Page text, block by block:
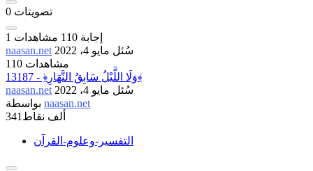
0 تصويتات
1 إجابة 110 مشاهدات
naasan.net
سُئل مايو 4، 2022
110 مشاهدات
13187 - ﴿وَلَا اللَّيْلُ سَابِقُ النَّهَارِ﴾
naasan.net
سُئل مايو 4، 2022
naasan.net
341ألف نقاط
التفسير-وعلوم-القرآن